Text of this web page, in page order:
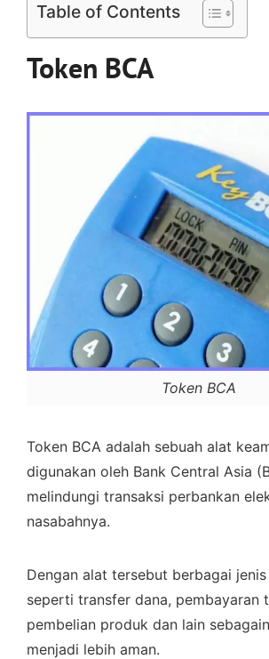
Table of Contents
Token BCA
Token BCA
Token BCA adalah sebuah alat
digunakan oleh Bank Central Asia
melindungi transaksi perbankan
nasabahnya.
Dengan alat tersebut berbagai
seperti transfer dana, pembayaran
pembelian produk dan lain
menjadi lebih aman.